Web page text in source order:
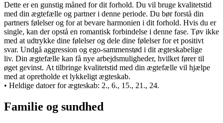
Dette er en gunstig måned for dit forhold. Du vil bruge kvalitetstid
med din ægtefælle og partner i denne periode. Du bør forstå din
partners følelser og for at bevare harmonien i dit forhold. Hvis du er
single, kan der opstå en romantisk forbindelse i denne fase. Tøv ikke
med at udtrykke dine følelser og dele dine følelser for et positivt
svar. Undgå aggression og ego-sammenstød i dit ægteskabelige
liv. Din ægtefælle kan få nye arbejdsmuligheder, hvilket fører til
øget gevinst. At tilbringe kvalitetstid med din ægtefælle vil hjælpe
med at opretholde et lykkeligt ægteskab.
• Heldige datoer for ægteskab: 2., 6., 15., 21., 24.
Familie og sundhed